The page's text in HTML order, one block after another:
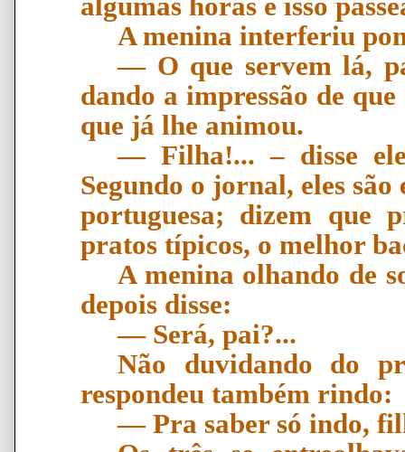
A menina interferiu
―O que servem lá,
dando a impressão de
que já lhe animou.
―Filha!...– disse
Segundo o jornal, eles
portuguesa; dizem que
pratos típicos, o melhor
A menina olhando de
depois disse:
―Será, pai?...
Não duvidando do
respondeu também rindo:
―Pra saber só indo,